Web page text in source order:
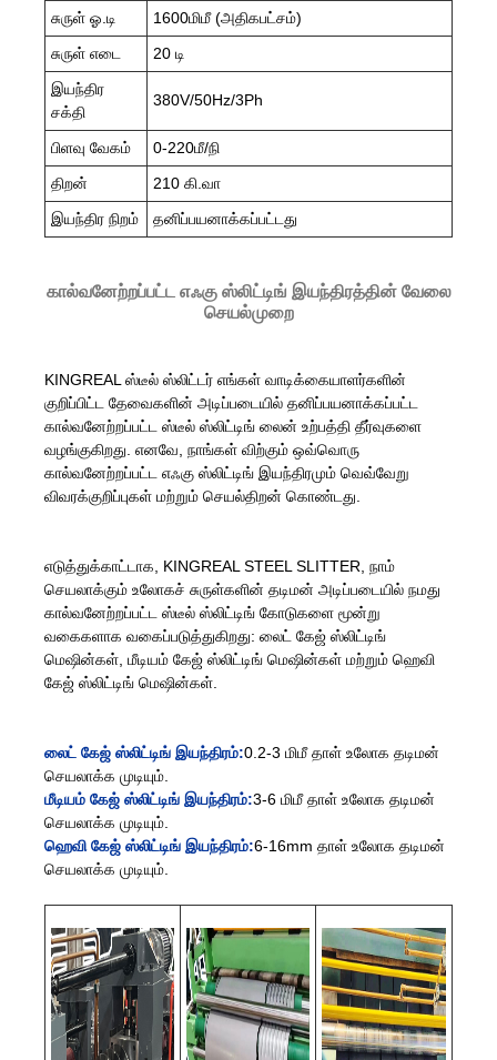
சுருள் ஓ.டி
1600மிமீ (அதிகபட்சம்)
சுருள் எடை
20 டி
இயந்திர
சக்தி
380V/50Hz/3Ph
பிளவு வேகம்
0-220மீ/நி
திறன்
210 கி.வா
இயந்திர நிறம்
தனிப்பயனாக்கப்பட்டது
கால்வனேற்றப்பட்ட எஃகு ஸ்லிட்டிங் இயந்திரத்தின் வேலை
செயல்முறை
KINGREAL ஸ்டீல் ஸ்லிட்டர் எங்கள் வாடிக்கையாளர்களின்
குறிப்பிட்ட தேவைகளின் அடிப்படையில் தனிப்பயனாக்கப்பட்ட
கால்வனேற்றப்பட்ட ஸ்டீல் ஸ்லிட்டிங் லைன் உற்பத்தி தீர்வுகளை
வழங்குகிறது. எனவே, நாங்கள் விற்கும் ஒவ்வொரு
கால்வனேற்றப்பட்ட எஃகு ஸ்லிட்டிங் இயந்திரமும் வெவ்வேறு
விவரக்குறிப்புகள் மற்றும் செயல்திறன் கொண்டது.
எடுத்துக்காட்டாக, KINGREAL STEEL SLITTER, நாம்
செயலாக்கும் உலோகச் சுருள்களின் தடிமன் அடிப்படையில் நமது
கால்வனேற்றப்பட்ட ஸ்டீல் ஸ்லிட்டிங் கோடுகளை மூன்று
வகைகளாக வகைப்படுத்துகிறது: லைட் கேஜ் ஸ்லிட்டிங்
மெஷின்கள், மீடியம் கேஜ் ஸ்லிட்டிங் மெஷின்கள் மற்றும் ஹெவி
கேஜ் ஸ்லிட்டிங் மெஷின்கள்.
லைட் கேஜ் ஸ்லிட்டிங் இயந்திரம்:0.2-3 மிமீ தாள் உலோக தடிமன்
செயலாக்க முடியும்.
மீடியம் கேஜ் ஸ்லிட்டிங் இயந்திரம்:3-6 மிமீ தாள் உலோக தடிமன்
செயலாக்க முடியும்.
ஹெவி கேஜ் ஸ்லிட்டிங் இயந்திரம்:6-16mm தாள் உலோக தடிமன்
செயலாக்க முடியும்.